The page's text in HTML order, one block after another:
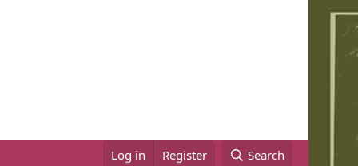
Log in Register Search